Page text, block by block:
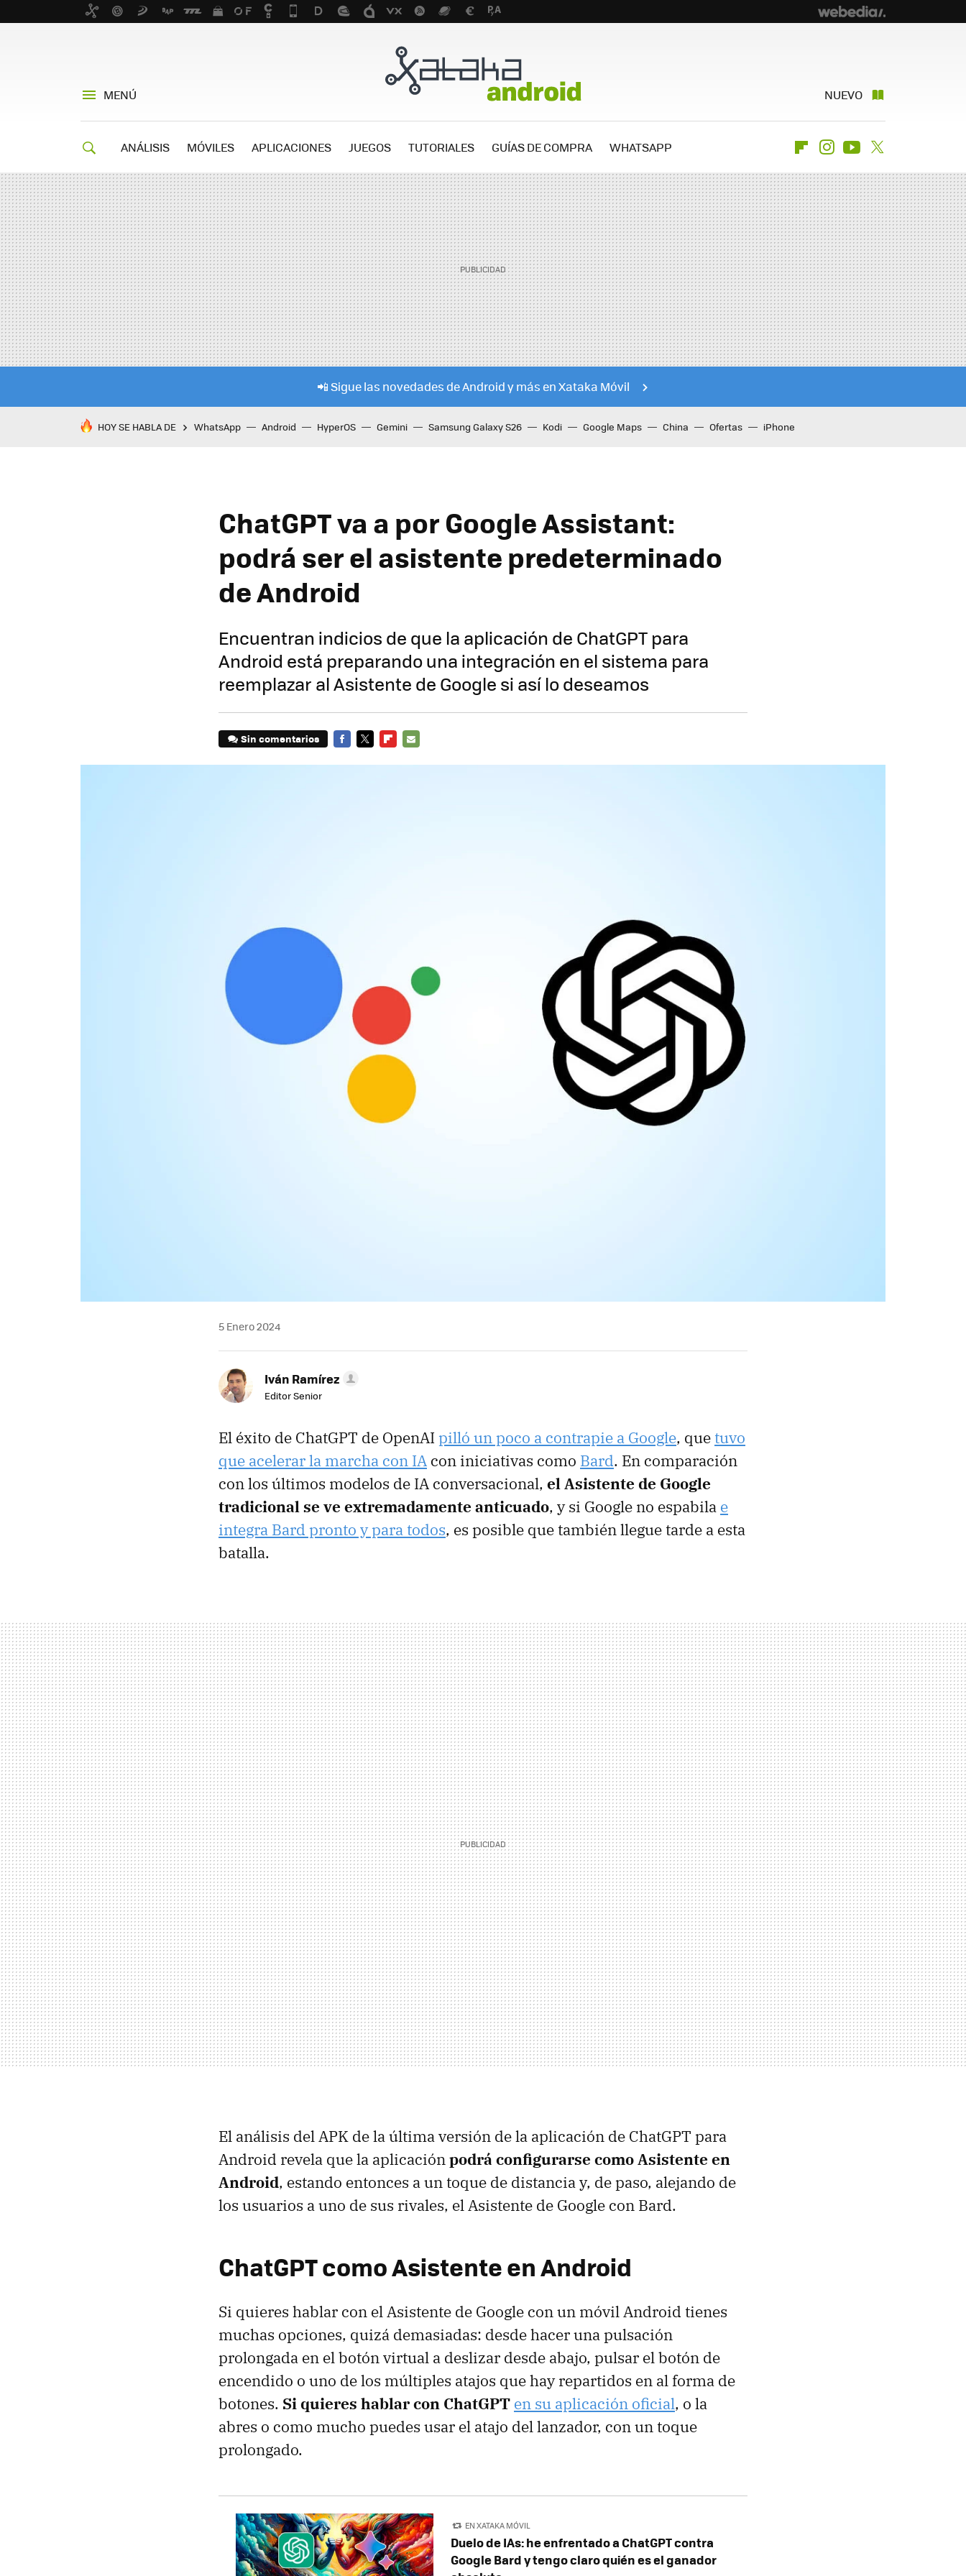
MENÚ NUEVO
ANÁLISIS MÓVILES APLICACIONES JUEGOS TUTORIALES GUÍAS DE COMPRA WHATSAPP FlipboardInstagramYoutube
📲 Sigue las novedades de Android y más en Xataka Móvil
HOY SE HABLA DE WhatsApp Android HyperOS Gemini Samsung Galaxy S26 Kodi Google Maps China Ofertas iPhone
ChatGPT va a por Google Assistant:
podrá ser el asistente predeterminado
de Android
Encuentran indicios de que la aplicación de ChatGPT para
Android está preparando una integración en el sistema para
reemplazar al Asistente de Google si así lo deseamos
Sin comentarios
5 Enero 2024
Iván Ramírez
Editor Senior
El éxito de ChatGPT de OpenAIpilló un poco a contrapie a Google, que tuvo
que acelerar la marcha con IA con iniciativas como Bard. En comparación
con los últimos modelos de IA conversacional, el Asistente de Google
tradicional se ve extremadamente anticuado, y si Google no espabila e
integra Bard pronto y para todos, es posible que también llegue tarde a esta
batalla.
El análisis del APK de la última versión de la aplicación de ChatGPT para
Android revela que la aplicaciónpodrá configurarse como Asistente en
Android, estando entonces a un toque de distancia y, de paso, alejando de
los usuarios a uno de sus rivales, el Asistente de Google con Bard.
ChatGPT como Asistente en Android
Si quieres hablar con el Asistente de Google con un móvil Android tienes
muchas opciones, quizá demasiadas: desde hacer una pulsación
prolongada en el botón virtual a deslizar desde abajo, pulsar el botón de
encendido o uno de los múltiples atajos que hay repartidos en al forma de
botones. Si quieres hablar con ChatGPT en su aplicación oficial, o la
abres o como mucho puedes usar el atajo del lanzador, con un toque
prolongado.
EN XATAKA MÓVIL
Duelo de IAs: he enfrentado a ChatGPT contra
Google Bard y tengo claro quién es el ganador